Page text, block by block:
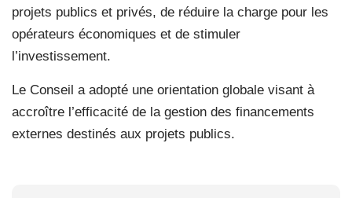
projets publics et privés, de réduire la charge pour les
opérateurs économiques et de stimuler
l’investissement.
Le Conseil a adopté une orientation globale visant à
accroître l’efficacité de la gestion des financements
externes destinés aux projets publics.